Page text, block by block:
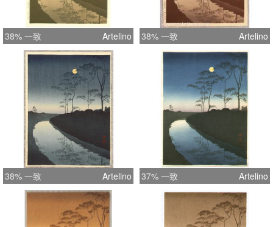
38% 一致 Artelino 38% 一致 Artelino
38% 一致 Artelino 37% 一致 Artelino